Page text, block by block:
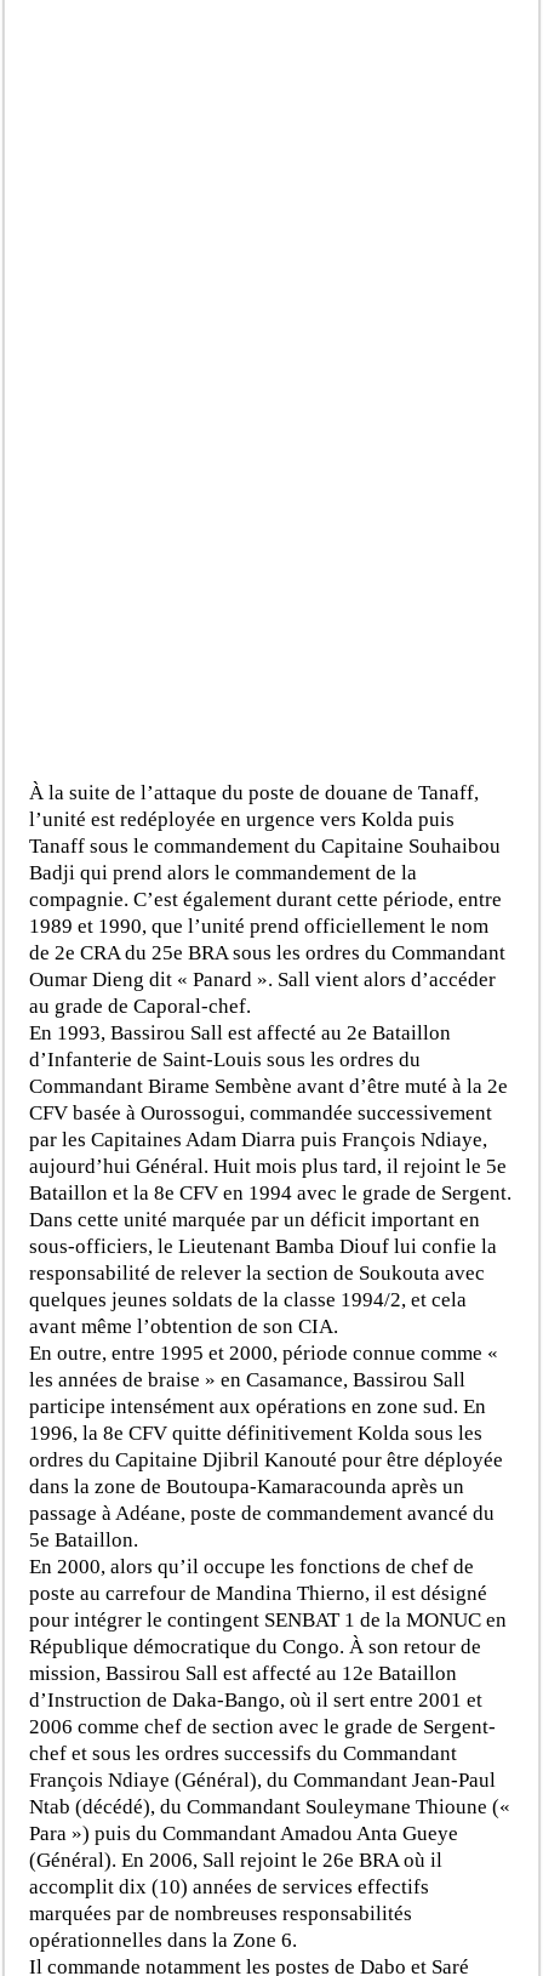
À la suite de l’attaque du poste de douane de Tanaff,
l’unité est redéployée en urgence vers Kolda puis
Tanaff sous le commandement du Capitaine Souhaibou
Badji qui prend alors le commandement de la
compagnie. C’est également durant cette période, entre
1989 et 1990, que l’unité prend officiellement le nom
de 2e CRA du 25e BRA sous les ordres du Commandant
Oumar Dieng dit « Panard ». Sall vient alors d’accéder
au grade de Caporal-chef.
En 1993, Bassirou Sall est affecté au 2e Bataillon
d’Infanterie de Saint-Louis sous les ordres du
Commandant Birame Sembène avant d’être muté à la 2e
CFV basée à Ourossogui, commandée successivement
par les Capitaines Adam Diarra puis François Ndiaye,
aujourd’hui Général. Huit mois plus tard, il rejoint le 5e
Bataillon et la 8e CFV en 1994 avec le grade de Sergent.
Dans cette unité marquée par un déficit important en
sous-officiers, le Lieutenant Bamba Diouf lui confie la
responsabilité de relever la section de Soukouta avec
quelques jeunes soldats de la classe 1994/2, et cela
avant même l’obtention de son CIA.
En outre, entre 1995 et 2000, période connue comme «
les années de braise » en Casamance, Bassirou Sall
participe intensément aux opérations en zone sud. En
1996, la 8e CFV quitte définitivement Kolda sous les
ordres du Capitaine Djibril Kanouté pour être déployée
dans la zone de Boutoupa-Kamaracounda après un
passage à Adéane, poste de commandement avancé du
5e Bataillon.
En 2000, alors qu’il occupe les fonctions de chef de
poste au carrefour de Mandina Thierno, il est désigné
pour intégrer le contingent SENBAT 1 de la MONUC en
République démocratique du Congo. À son retour de
mission, Bassirou Sall est affecté au 12e Bataillon
d’Instruction de Daka-Bango, où il sert entre 2001 et
2006 comme chef de section avec le grade de Sergent-
chef et sous les ordres successifs du Commandant
François Ndiaye (Général), du Commandant Jean-Paul
Ntab (décédé), du Commandant Souleymane Thioune («
Para ») puis du Commandant Amadou Anta Gueye
(Général). En 2006, Sall rejoint le 26e BRA où il
accomplit dix (10) années de services effectifs
marquées par de nombreuses responsabilités
opérationnelles dans la Zone 6.
Il commande notamment les postes de Dabo et Saré